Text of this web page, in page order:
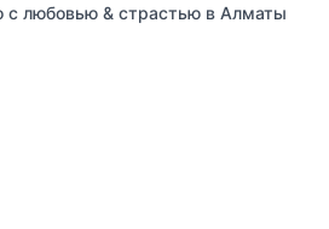
с любовью & страстью в Алматы